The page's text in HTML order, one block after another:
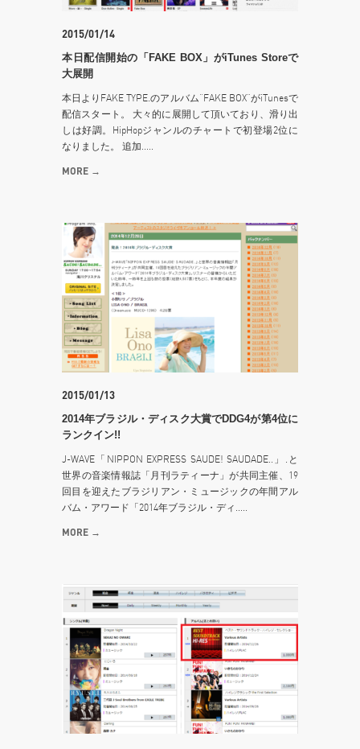
2015/01/14
本日配信開始の「FAKE BOX」がiTunes Storeで
大展開
本日よりFAKE TYPE.のアルバム”FAKE BOX”がiTunesで
配信スタート。 大々的に展開して頂いており、滑り出
しは好調。HipHopジャンルのチャートで初登場2位に
なりました。 追加.....
MORE →
2015/01/13
2014年ブラジル・ディスク大賞でDDG4が第4位に
ランクイン!!
J-WAVE「NIPPON EXPRESS SAUDE! SAUDADE..」.と
世界の音楽情報誌「月刊ラティーナ」が共同主催、19
回目を迎えたブラジリアン・ミュージックの年間アル
バム・アワード「2014年ブラジル・ディ.....
MORE →